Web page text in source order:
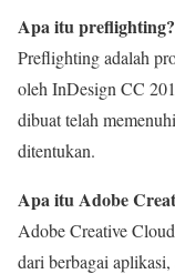
Apa itu preflighting?
Preflighting adalah
oleh InDesign CC
dibuat telah
ditentukan.
Apa itu Adobe
Adobe Creative
dari berbagai aplikasi,